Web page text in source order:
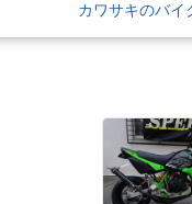
カワサキのバイ